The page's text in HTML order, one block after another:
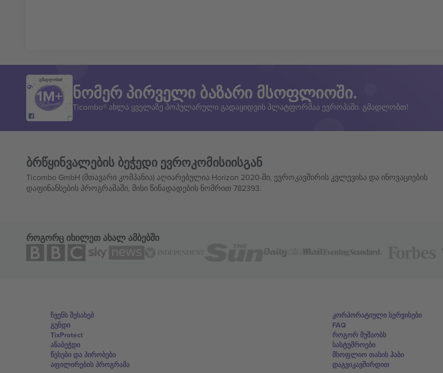
გმადლობთ!
ნომერ პირველი ბაზარი მსოფლიოში.
Ticombo® ახლა ყველაზე პოპულარული გადაყიდვის პლატფორმაა ევროპაში. გმადლობთ!
ბრწყინვალების ბეჭედი ევროკომისიისგან
Ticombo GmbH (მთავარი კომპანია) აღიარებულია Horizon 2020-ში, ევროკავშირის კვლევისა და ინოვაციების
დაფინანსების პროგრამაში, მისი წინადადების ნომრით 782393.
როგორც იხილეთ ახალ ამბებში
ჩვენს შესახებ
გუნდი
TixProtect
ანაბეჭდი
წესები და პირობები
აფილირების პროგრამა
კორპორატიული სერვისები
FAQ
როგორ მუშაობს
სასტუმროები
მსოფლიო თასის ჰაბი
დაგვიკავშირდით